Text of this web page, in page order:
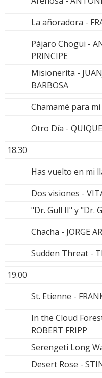
La añoradora -
Pájaro Chogüi -
PRINCIPE
Misionerita -
BARBOSA
Chamamé para mi
Otro Día -
18.30
Has vuelto en mi
Dos visiones -
"Dr. Gull II" y "Dr.
Chacha - JORGE
Sudden Threat -
19.00
St. Etienne -
In the Cloud
ROBERT FRIPP
Serengeti Long
Desert Rose -